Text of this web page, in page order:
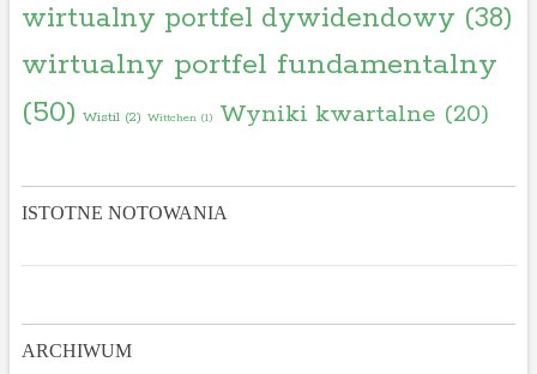
wirtualny portfel dywidendowy (38)
wirtualny portfel fundamentalny
(50) Wistil(2) Wittchen(1) Wyniki kwartalne (20)
ISTOTNE NOTOWANIA
ARCHIWUM